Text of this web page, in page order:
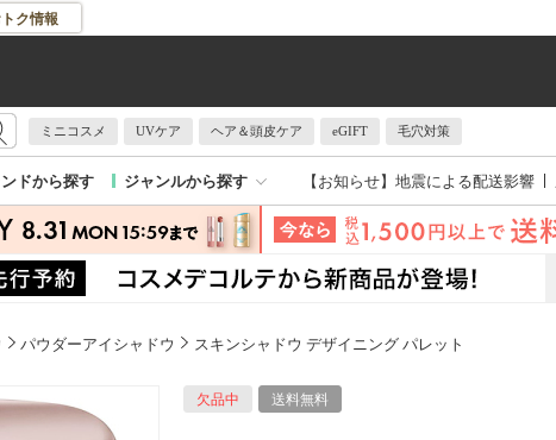
ク情報
ミニコスメ UVケア ヘア＆頭皮ケア eGIFT 毛穴対策
ドから探す ジャンルから探す 【お知らせ】 地震による配送影響
パウダーアイシャドウ スキンシャドウ デザイニング パレット
欠品中 送料無料